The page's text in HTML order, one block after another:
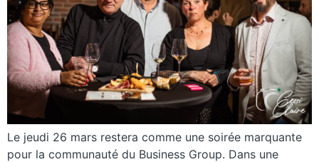
Le jeudi 26 mars restera comme une soirée marquante
pour la communauté du Business Group. Dans une